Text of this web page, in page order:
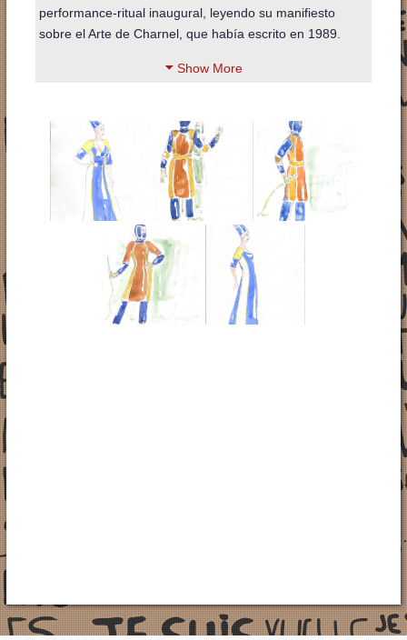
performance-ritual inaugural, leyendo su manifiesto
sobre el Arte de Charnel, que había escrito en 1989.
Show More